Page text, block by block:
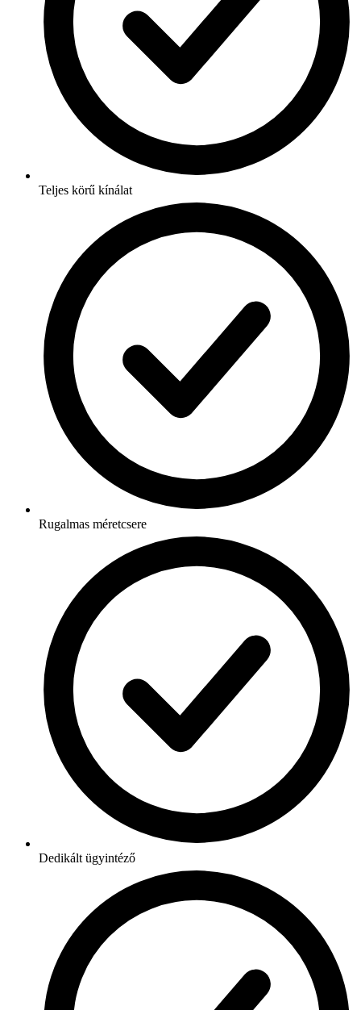
Teljes körű kínálat
Rugalmas méretcsere
Dedikált ügyintéző